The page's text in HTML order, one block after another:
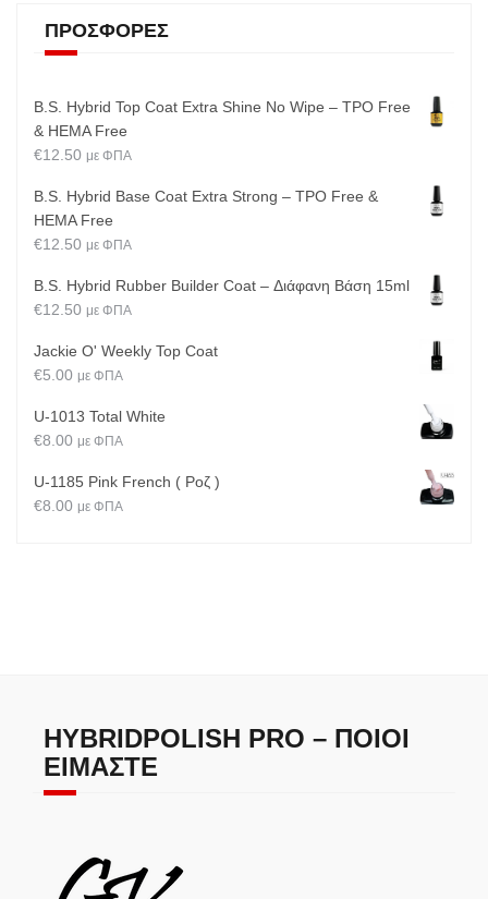
ΠΡΟΣΦΟΡΈΣ
B.S. Hybrid Top Coat Extra Shine No Wipe – TPO Free
& HEMA Free
€12.50 με ΦΠΑ
B.S. Hybrid Base Coat Extra Strong – TPO Free &
HEMA Free
€12.50 με ΦΠΑ
B.S. Hybrid Rubber Builder Coat – Διάφανη Βάση 15ml
€12.50 με ΦΠΑ
Jackie O' Weekly Top Coat
€5.00 με ΦΠΑ
U-1013 Total White
€8.00 με ΦΠΑ
U-1185 Pink French ( Ροζ )
€8.00 με ΦΠΑ
HYBRIDPOLISH PRO – ΠΟΙΟΙ
ΕΊΜΑΣΤΕ